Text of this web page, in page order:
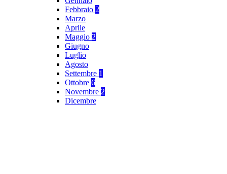
Febbraio 2
Marzo
Aprile
Maggio 2
Giugno
Luglio
Agosto
Settembre 1
Ottobre 6
Novembre 2
Dicembre